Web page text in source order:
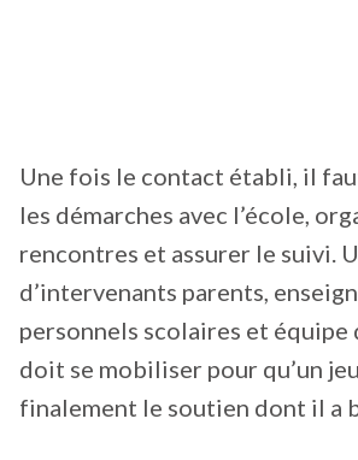
Une fois le contact établi, il
les démarches avec l’école,
rencontres et assurer le suivi.
d’intervenants parents,
personnels scolaires et équipe
doit se mobiliser pour qu’un
finalement le soutien dont il a